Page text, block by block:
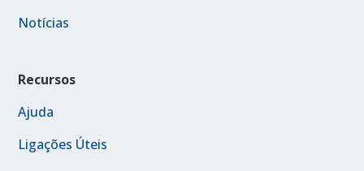
Notícias
Recursos
Ajuda
Ligações Úteis